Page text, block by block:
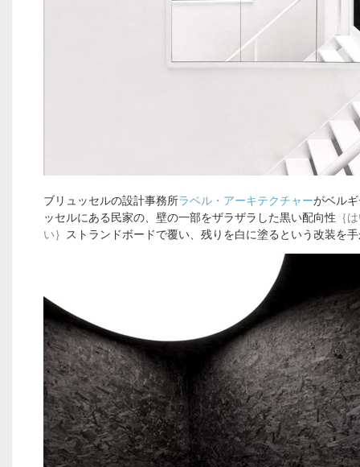
ブリュッセルの設計事務所ラベル・アーキテクチャーがベル
ッセルにある民家の、壁の一部をザラザラした黒い配向性 ｛
い｝
ストランドボードで覆い、残りを白に塗るという改装を